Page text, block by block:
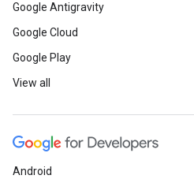
Google Antigravity
Google Cloud
Google Play
View all
Android